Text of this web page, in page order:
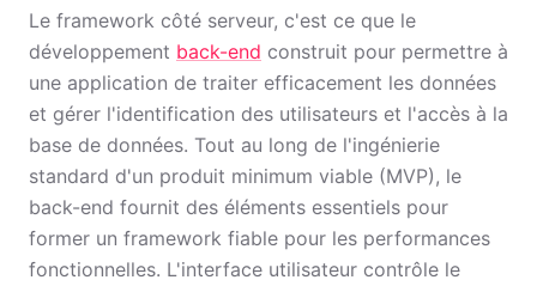
Le framework côté serveur, c'est ce que le
développement back-end construit pour permettre à
une application de traiter efficacement les données
et gérer l'identification des utilisateurs et l'accès à la
base de données. Tout au long de l'ingénierie
standard d'un produit minimum viable (MVP), le
back-end fournit des éléments essentiels pour
former un framework fiable pour les performances
fonctionnelles. L'interface utilisateur contrôle le